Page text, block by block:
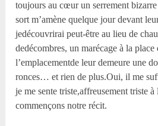
toujours au cœur un serrement
sort m’amène quelque jour devant
jedécouvrirai peut-être au lieu de
dedécombres, un marécage à la place
l’emplacementde leur demeure une
ronces… et rien de plus.Oui, il me
je me sente triste,affreusement triste à
commençons notre récit.